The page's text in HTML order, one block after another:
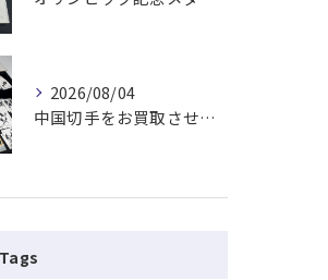
2026/08/04
中国切手をお買取させていただきました📮✨
Tags